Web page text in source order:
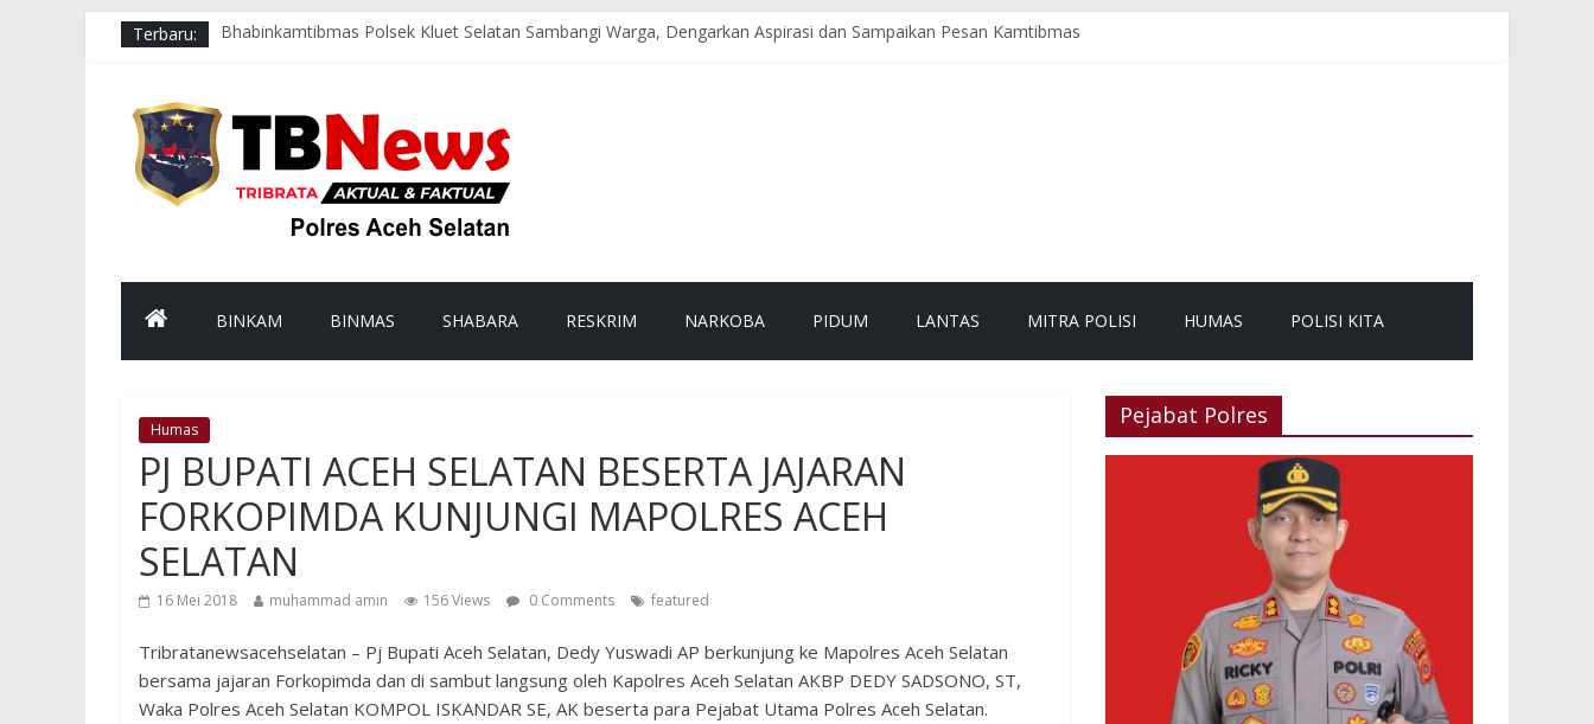
Terbaru:
Bhabinkamtibmas Polsek Kluet Selatan Sambangi Warga, Dengarkan Aspirasi dan Sampaikan Pesan Kamtibmas
Respons Cepat Polsek Sawang Bersama TNI, Damkar, dan PLN Evakuasi Pohon Tumbang, Jalur Nasional Kembali Lancar
Aksi Cepat Polres Aceh Selatan Evakuasi Pohon Tumbang, Jalur Nasional Tapaktuan–Medan Kembali Lancar
BINKAM BINMAS SHABARA RESKRIM NARKOBA PIDUM LANTAS MITRA POLISI HUMAS POLISI KITA
Humas
PJ BUPATI ACEH SELATAN BESERTA JAJARAN
FORKOPIMDA KUNJUNGI MAPOLRES ACEH
SELATAN
16 Mei 2018 muhammad amin 156 Views 0 Comments featured
Tribratanewsacehselatan – Pj Bupati Aceh Selatan, Dedy Yuswadi AP berkunjung ke Mapolres Aceh Selatan
bersama jajaran Forkopimda dan di sambut langsung oleh Kapolres Aceh Selatan AKBP DEDY SADSONO, ST,
Waka Polres Aceh Selatan KOMPOL ISKANDAR SE, AK beserta para Pejabat Utama Polres Aceh Selatan.
Pejabat Polres